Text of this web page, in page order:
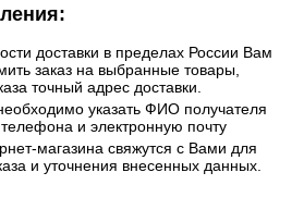
доставки в пределах России Вам
заказ на выбранные товары,
точный адрес доставки.
указать ФИО получателя
и электронную почту
магазина свяжутся с Вами для
и уточнения внесенных данных.